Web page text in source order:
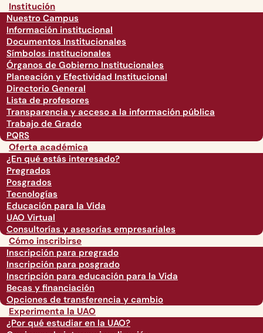
Institución
Nuestro Campus
Información institucional
Documentos Institucionales
Símbolos institucionales
Órganos de Gobierno Institucionales
Planeación y Efectividad Institucional
Directorio General
Lista de profesores
Transparencia y acceso a la información pública
Trabajo de Grado
PQRS
Oferta académica
¿En qué estás interesado?
Pregrados
Posgrados
Tecnologías
Educación para la Vida
UAO Virtual
Consultorías y asesorías empresariales
Cómo inscribirse
Inscripción para pregrado
Inscripción para posgrado
Inscripción para educación para la Vida
Becas y financiación
Opciones de transferencia y cambio
Experimenta la UAO
¿Por qué estudiar en la UAO?